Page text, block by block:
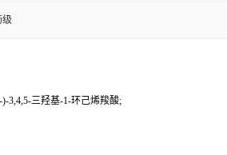
级
3,4,5-三羟基-1-环己烯羧酸;